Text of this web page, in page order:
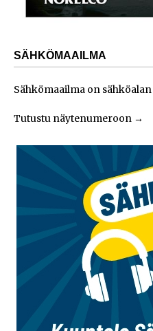
SÄHKÖMAAILMA
Sähkömaailma on
Tutustu näytenumeroon →